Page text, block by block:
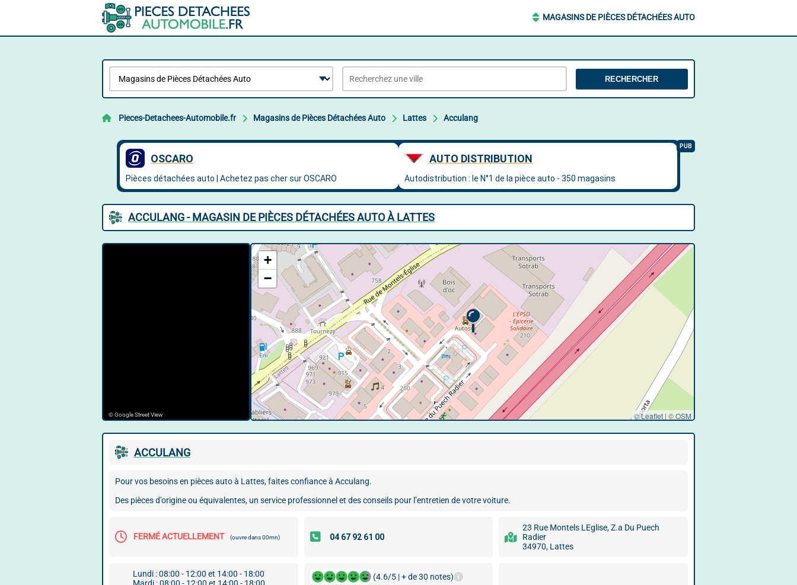
MAGASINS DE PIÈCES DÉTACHÉES AUTO
RECHERCHER
Pieces-Detachees-Automobile.fr Magasins de Pièces Détachées Auto Lattes Acculang
ACCULANG - MAGASIN DE PIÈCES DÉTACHÉES AUTO À LATTES
© Google Street View
+
−
© Leaflet | ©OSM
ACCULANG
Pour vos besoins en pièces auto à Lattes, faites confiance à Acculang.
Des pièces d’origine ou équivalentes, un service professionnel et des conseils pour l’entretien de votre voiture.
FERMÉ ACTUELLEMENT (ouvre dans 00mn)
23 Rue Montels LEglise, Z.a Du Puech
Radier
34970, Lattes
Lundi : 08:00 - 12:00 et 14:00 - 18:00
(4.6/5 | + de 30 notes)